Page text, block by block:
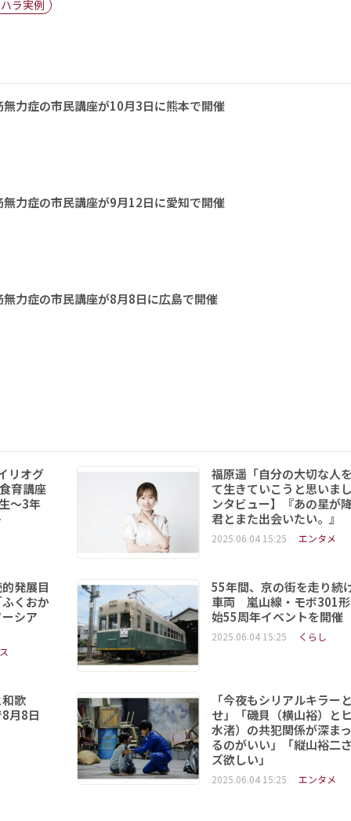
ラ実例
力症の市民講座が10月3日に熊本で開催
力症の市民講座が9月12日に愛知で開催
力症の市民講座が8月8日に広島で開催
リオグ
育講座
～3年
福原遥「自分の大切な人
て生きていこうと思いま
ンタビュー】『あの星が降
君とまた出会いたい。』
2025.06.04 15:25 エンタメ
発展目
くおか
シア
55年間、京の街を走り続
車両 嵐山線・モボ301形
始55周年イベントを開催
2025.06.04 15:25 くらし
歌
月8日
「今夜もシリアルキラー
せ」「磯貝（横山裕）と
水渚）の共犯関係が深ま
るのがいい」「縦山裕二
ズ欲しい」
2025.06.04 15:25 エンタメ